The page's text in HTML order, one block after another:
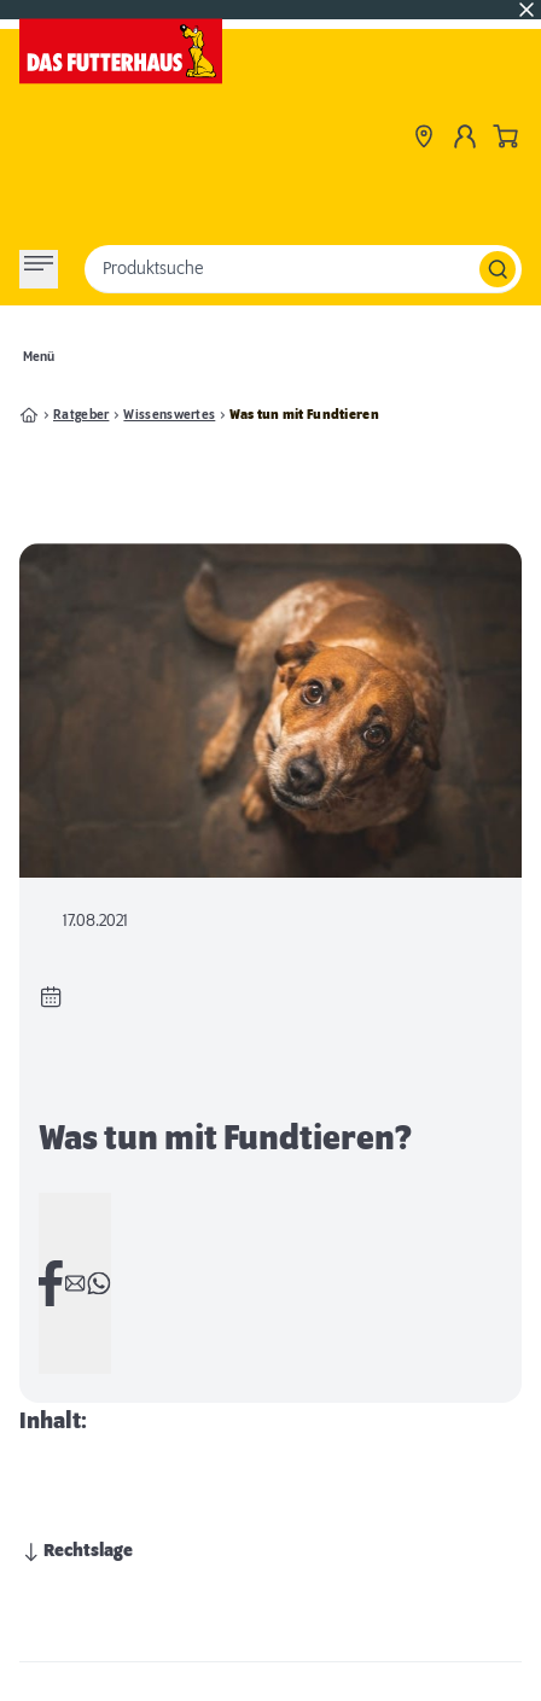
Menü
Produktsuche
Ratgeber Wissenswertes Was tun mit Fundtieren
17.08.2021
Was tun mit Fundtieren?
Inhalt:
Rechtslage